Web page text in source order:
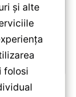
4+32GB,
experiență
și alte
folosi